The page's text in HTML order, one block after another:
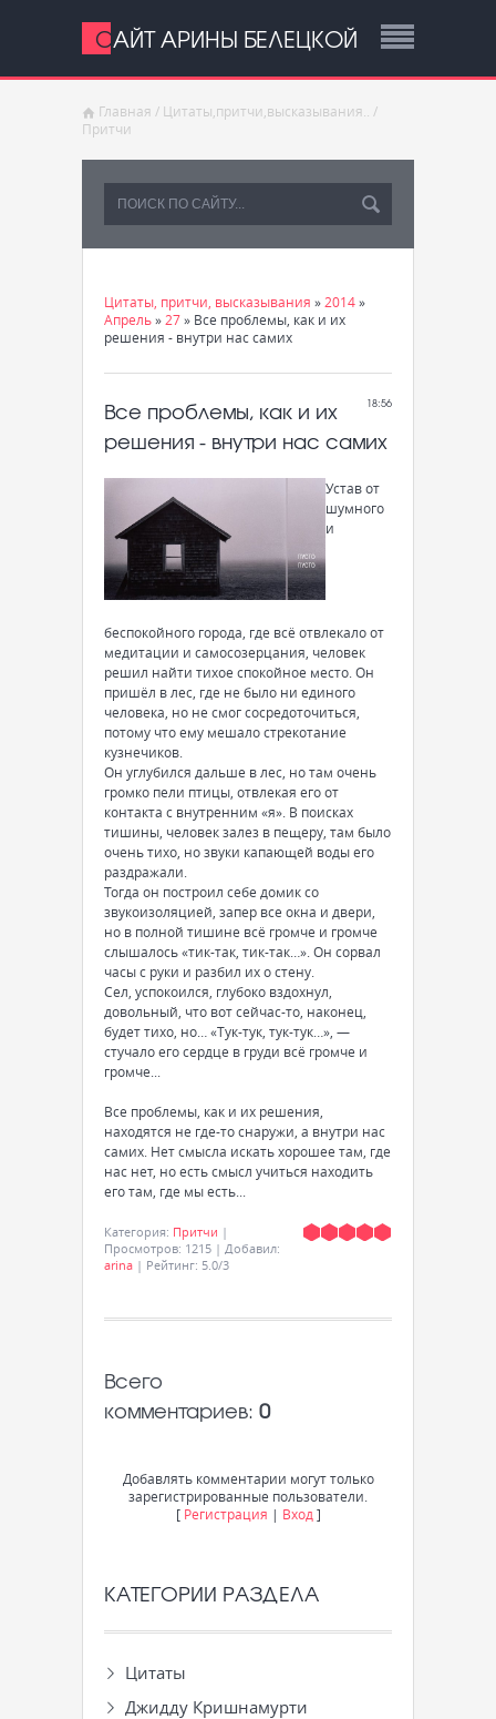
САЙТ АРИНЫ БЕЛЕЦКОЙ
Главная / Цитаты,притчи,высказывания..
/
Притчи
Цитаты, притчи, высказывания » 2014»
Апрель» 27» Все проблемы, как и их
решения - внутри нас самих
18:56
Все проблемы, как и их
решения - внутри нас самих
Устав от
шумного
и
беспокойного города, где всё отвлекало от
медитации и самосозерцания, человек
решил найти тихое спокойное место. Он
пришёл в лес, где не было ни единого
человека, но не смог сосредоточиться,
потому что ему мешало стрекотание
кузнечиков.
Он углубился дальше в лес, но там очень
громко пели птицы, отвлекая его от
контакта с внутренним «я». В поисках
тишины, человек залез в пещеру, там было
очень тихо, но звуки капающей воды его
раздражали.
Тогда он построил себе домик со
звукоизоляцией, запер все окна и двери,
но в полной тишине всё громче и громче
слышалось «тик-так, тик-так…». Он сорвал
часы с руки и разбил их о стену.
Сел, успокоился, глубоко вздохнул,
довольный, что вот сейчас-то, наконец,
будет тихо, но… «Тук-тук, тук-тук…», —
стучало его сердце в груди всё громче и
громче...
Все проблемы, как и их решения,
находятся не где-то снаружи, а внутри нас
самих. Нет смысла искать хорошее там, где
нас нет, но есть смысл учиться находить
его там, где мы есть...
Категория: Притчи |
Просмотров: 1215 | Добавил:
arina | Рейтинг: 5.0/3
Всего
комментариев: 0
Добавлять комментарии могут только
зарегистрированные пользователи.
[ Регистрация | Вход ]
КАТЕГОРИИ РАЗДЕЛА
Цитаты
Джидду Кришнамурти